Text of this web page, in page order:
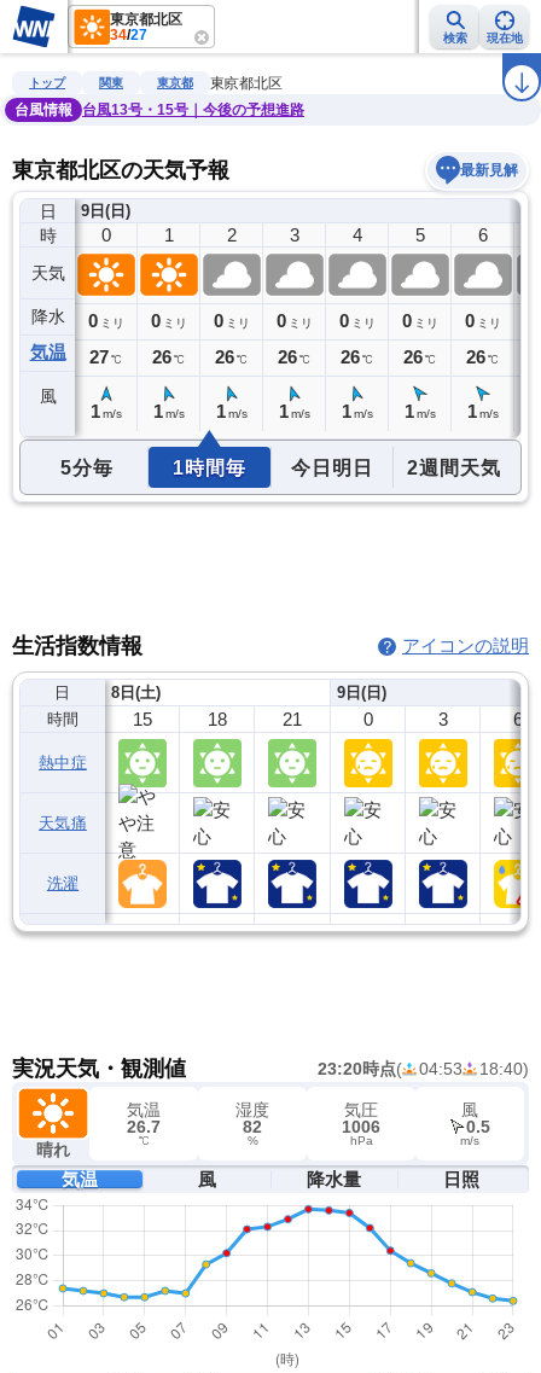
東京都北区
34/27 検索 現在地
雨雲レーダー 台風情報 地震情報 ラ
トップ 関東 東京都
東京都北区
台風情報
台風13号・15号｜今後の予想進路
東京都北区の天気予報 最新見解
日
時
天気
降水
気温
風
8日(土)
23
0ミリ
27℃
9日(日)
0
0 ミリ
27℃
1 m/s
1
0 ミリ
26℃
1 m/s
2
0 ミリ
26℃
1 m/s
3
0 ミリ
26℃
1 m/s
4
0 ミリ
26℃
1 m/s
5
0 ミリ
26℃
1 m/s
6
0 ミリ
26℃
1 m/s
5分毎 1時間毎 今日明日 2週間天気
生活指数情報 アイコンの説明
日
時間
熱中症
天気痛
洗濯
8日(土)
15 18 21
9日(日)
0 3 6
実況天気・観測値 23:20時点( 04:53 18:40)
晴れ
気温
26.7
℃
湿度
82
%
気圧
1006
hPa
風
0.5
m/s
気温 風 降水量 日照